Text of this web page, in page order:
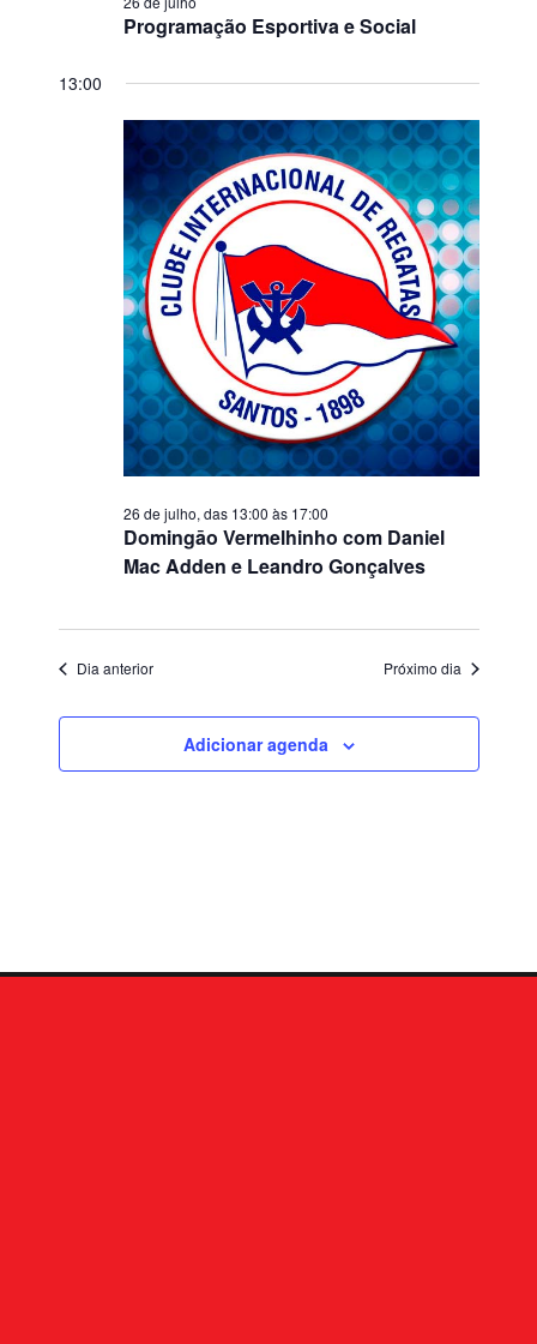
Programação Esportiva e Social
13:00
Domingāo Vermelhinho com Daniel
Mac Adden e Leandro Gonçalves
26 de julho, das 13:00 às 17:00
Dia anterior Próximo dia
Adicionar agenda